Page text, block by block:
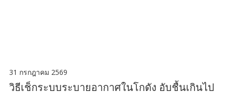
31 กรกฎาคม 2569
วิธีเช็กระบบระบายอากาศในโกดัง อับชื้นเกินไป